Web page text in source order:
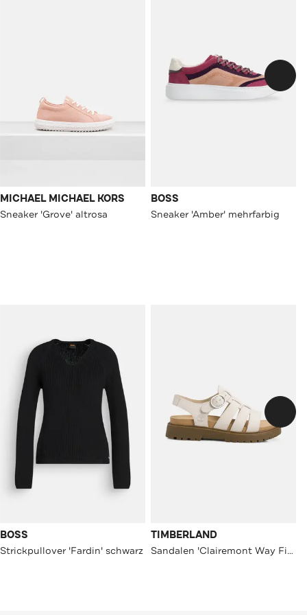
MICHAEL MICHAEL KORS
Sneaker 'Grove' altrosa
BOSS
Sneaker 'Amber' mehrfarbig
BOSS
Strickpullover 'Fardin' schwarz
TIMBERLAND
Sandalen 'Clairemont Way Fisherman' offwhite